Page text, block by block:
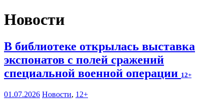
Новости
В библиотеке открылась выставка
экспонатов с полей сражений
специальной военной операции 12+
01.07.2026 Новости, 12+